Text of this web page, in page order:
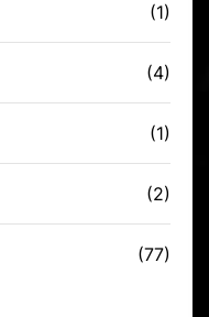
(1)
(4)
(1)
(2)
(77)